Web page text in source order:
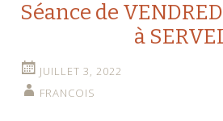
Séance de
à
JUILLET 3, 2022
FRANCOIS